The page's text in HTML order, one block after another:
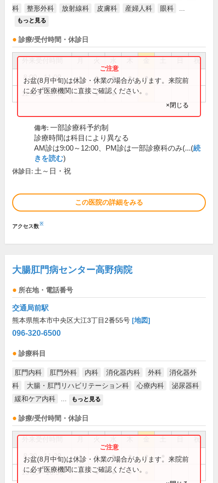
科
整形外科 放射線科 皮膚科 産婦人科 眼科
もっと見る
診療/受付時間・休診日
祝
8:00～11:00 ● ● ● ● ●
12:30～15:30 ● ● ● ●
お盆(8月中旬)は休診・休業の場合があります。来院前
に必ず医療機関に直接ご確認ください。
×閉じる
備考: 一部診療科予約制
診療時間は科目により異なる
AM診は9:00～12:00、PM診は一部診療科のみ(...(続
きを読む)
休診日: 土～日・祝
この医院の詳細をみる
アクセス数※
大腸肛門病センター高野病院
所在地・電話番号
交通局前駅
熊本県熊本市中央区大江3丁目2番55号 [地図]
096-320-6500
診療科目
肛門内科 肛門外科 内科 消化器内科 外科
消化器外
科
大腸・肛門リハビリテーション科 心療内科
泌尿器科
緩和ケア内科
もっと見る
診療/受付時間・休診日
祝
8:30～11:30 ● ● ● ● ● ●
13:30～16:30 ● ● ● ●
お盆(8月中旬)は休診・休業の場合があります。来院前
に必ず医療機関に直接ご確認ください。